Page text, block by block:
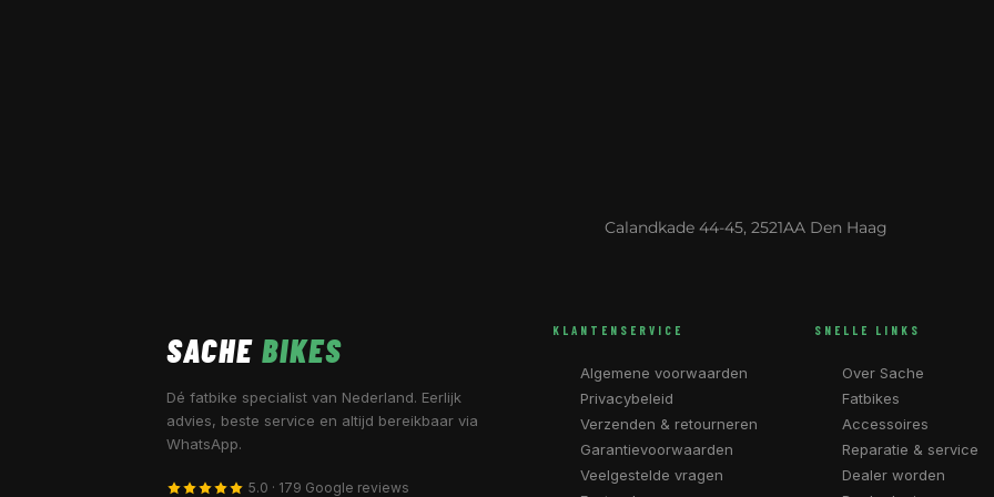
Calandkade 44-45, 2521AA Den Haag
SACHE BIKES
Dé fatbike specialist van Nederland. Eerlijk
advies, beste service en altijd bereikbaar via
WhatsApp.
5.0 · 179 Google reviews
KLANTENSERVICE
Algemene voorwaarden
Privacybeleid
Verzenden & retourneren
Garantievoorwaarden
Veelgestelde vragen
SNELLE LINKS
Over Sache
Fatbikes
Accessoires
Reparatie & service
Dealer worden